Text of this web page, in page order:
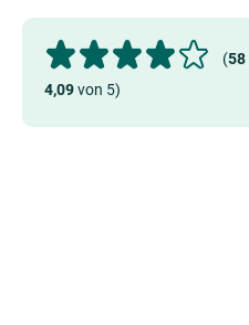
(58
4,09von 5)